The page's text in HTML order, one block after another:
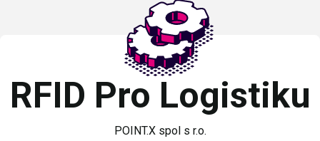
RFID Pro Logistiku
POINT.X spol s r.o.